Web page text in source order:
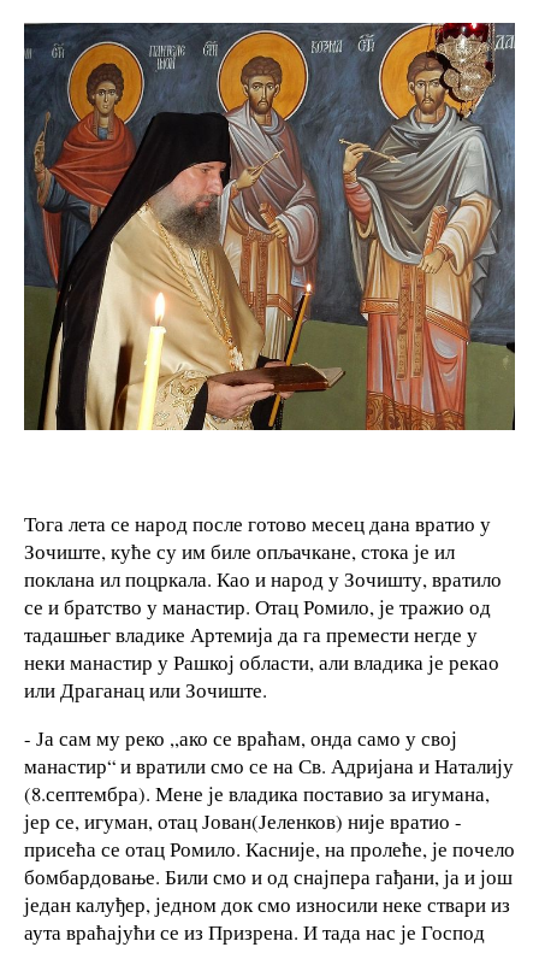
Тога лета се народ после готово месец дана вратио у
Зочиште, куће су им биле опљачкане, стока је ил
поклана ил поцркала. Као и народ у Зочишту, вратило
се и братство у манастир. Отац Ромило, је тражио од
тадашњег владике Артемија да га премести негде у
неки манастир у Рашкој области, али владика је рекао
или Драганац или Зочиште.
- Ја сам му реко ,,ако се враћам, онда само у свој
манастир“ и вратили смо се на Св. Адријана и Наталију
(8.септембра). Мене је владика поставио за игумана,
јер се, игуман, отац Јован(Јеленков) није вратио -
присећа се отац Ромило. Касније, на пролеће, је почело
бомбардовање. Били смо и од снајпера гађани, ја и још
један калуђер, једном док смо износили неке ствари из
аута враћајући се из Призрена. И тада нас је Господ